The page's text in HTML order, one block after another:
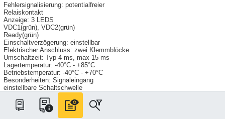
Fehlersignalisierung: potentialfreier
Relaiskontakt
Anzeige: 3 LEDS
VDC1(grün), VDC2(grün)
Ready(grün)
Einschaltverzögerung: einstellbar
Elektrischer Anschluss: zwei Klemmblöcke
Umschaltzeit: Typ 4 ms, max 15 ms
Lagertemperatur: -40°C - +85°C
Betriebstemperatur: -40°C - +70°C
Besonderheiten: Signaleingang
einstellbare Schaltschwelle
einstellbare Einschaltverzögerung
Montage / Befestigung